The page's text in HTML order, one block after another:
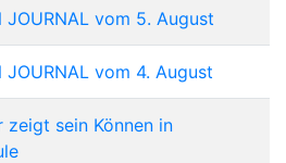
JOURNAL vom 5. August
JOURNAL vom 4. August
zeigt sein Können in